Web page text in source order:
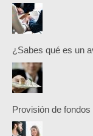
¿Sabes qué es un
Provisión de